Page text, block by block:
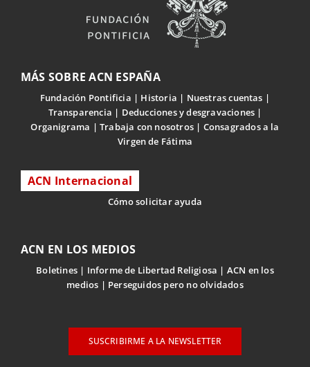
MÁS SOBRE ACN ESPAÑA
Fundación Pontificia Historia
Nuestras cuentas
Transparencia
Deducciones y desgravaciones
Organigrama
Trabaja con nosotros
Consagrados a la
Virgen de Fátima
ACN Internacional
Cómo solicitar ayuda
ACN EN LOS MEDIOS
Boletines Informe de Libertad Religiosa
ACN en los
medios
Perseguidos pero no olvidados
SUSCRIBIRME A LA NEWSLETTER